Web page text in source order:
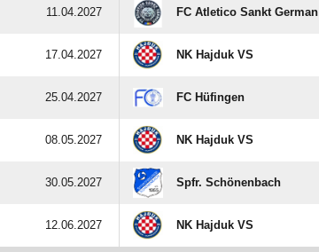
11.04.2027 FC Atletico Sankt German
17.04.2027 NK Hajduk VS
25.04.2027 FC Hüfingen
08.05.2027 NK Hajduk VS
30.05.2027 Spfr. Schönenbach
12.06.2027 NK Hajduk VS